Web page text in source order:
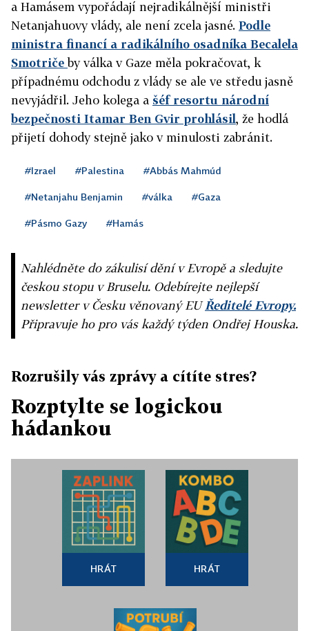
a Hamásem vypořádají nejradikálnější ministři
Netanjahuovy vlády, ale není zcela jasné. Podle
ministra financí a radikálního osadníka Becalela
Smotričeby válka v Gaze měla pokračovat, k
případnému odchodu z vlády se ale ve středu jasně
nevyjádřil. Jeho kolega a šéf resortu národní
bezpečnosti Itamar Ben Gvir prohlásil, že hodlá
přijetí dohody stejně jako v minulosti zabránit.
#Izrael #Palestina #Abbás Mahmúd
#Netanjahu Benjamin #válka #Gaza
#Pásmo Gazy #Hamás
Nahlédněte do zákulisí dění v Evropě a sledujte
českou stopu v Bruselu. Odebírejte nejlepší
newsletter v Česku věnovaný EUŘeditelé Evropy.
Připravuje ho pro vás každý týden Ondřej Houska.
Rozrušily vás zprávy a cítíte stres?
Rozptylte se logickou
hádankou
HRÁT HRÁT